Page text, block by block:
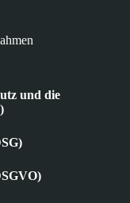
und die